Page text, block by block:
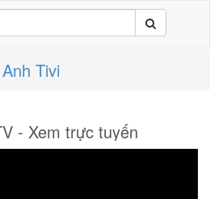
Tivi
- Xem trực tuyến